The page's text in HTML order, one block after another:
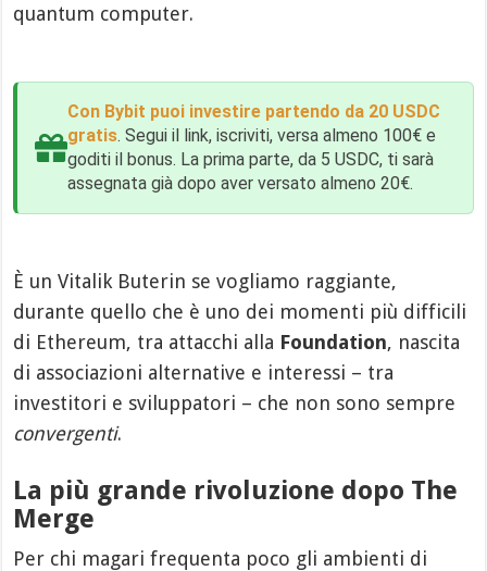
quantum computer.
Con Bybit puoi investire partendo da 20 USDC
gratis. Segui il link, iscriviti, versa almeno 100€ e
goditi il bonus. La prima parte, da 5 USDC, ti sarà
assegnata già dopo aver versato almeno 20€.
È un Vitalik Buterin se vogliamo raggiante,
durante quello che è uno dei momenti più difficili
di Ethereum, tra attacchi alla Foundation, nascita
di associazioni alternative e interessi – tra
investitori e sviluppatori – che non sono sempre
convergenti.
La più grande rivoluzione dopo The
Merge
Per chi magari frequenta poco gli ambienti di